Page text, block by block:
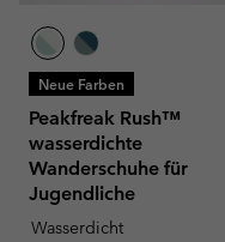
Neue Farben
Peakfreak Rush™
wasserdichte
Wanderschuhe für
Jugendliche
Wasserdicht